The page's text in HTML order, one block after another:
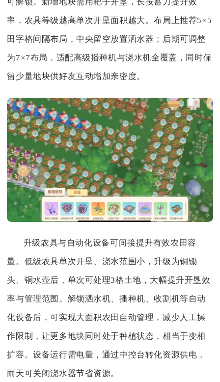
可解锁。新增地块需用耙子开垦，长按蓄力提升效
率，农具等级越高单次开垦面积越大。布局上推荐5×5
田字格间隔布局，中央留空放置洒水器；后期可调整
为7×7布局，适配高级播种机与浇水机全覆盖，同时保
留少量地块供好友互动增加亲密度。
升级农具与自动化设备可间接提升有效农田容
量。低级农具单次开垦、浇水范围小，升级为铜锄
头、铜水壶后，单次可处理3格土地，大幅提升开垦效
率与管理范围。解锁洒水机、播种机、收割机等自动
化设备后，可实现大面积农田自动管理，减少人工操
作限制，让更多地块同时处于种植状态，相当于变相
扩容。设备运行需电量，通过中控台转化资源供电，
雨天可关闭浇水器节省资源。